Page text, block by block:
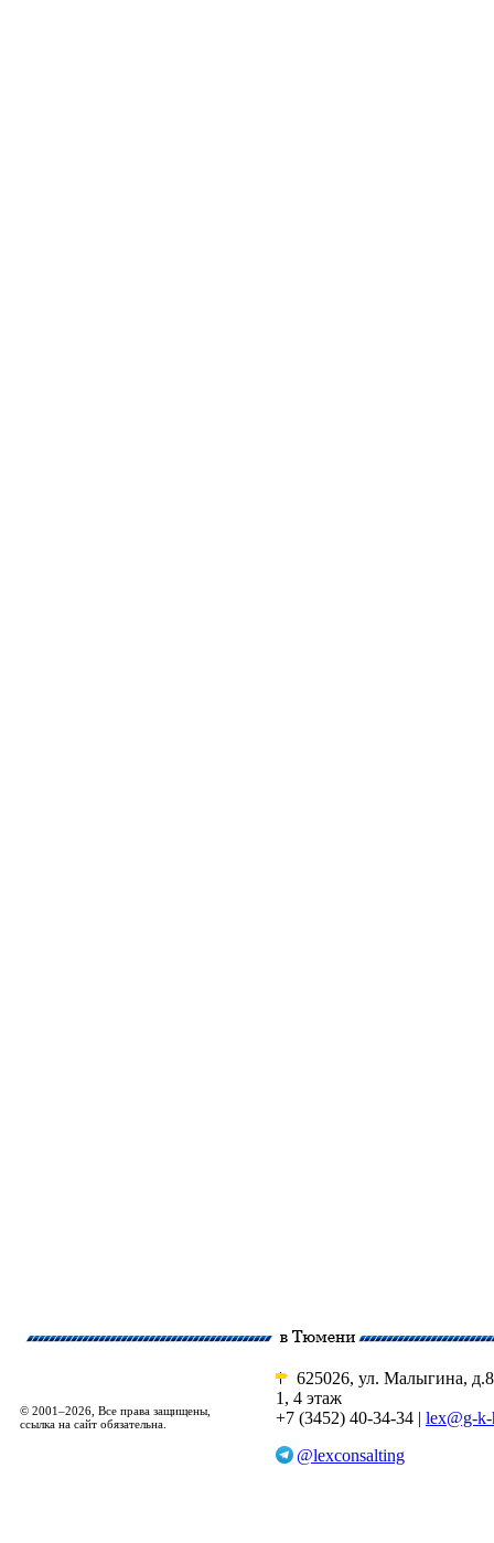
© 2001–2026, Все права защищены,
ссылка на сайт обязательна.
625026, ул. Малыгина,
1, 4 этаж
+7 (3452) 40-34-34 | lex@g-
@lexconsalting